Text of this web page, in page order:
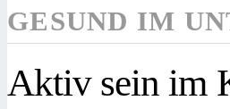
GESUND IM
Aktiv sein im